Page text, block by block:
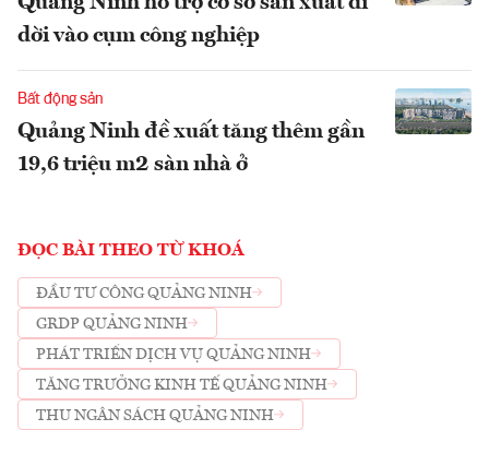
dời vào cụm công nghiệp
Bất động sản
Quảng Ninh đề xuất tăng thêm gần
19,6 triệu m2 sàn nhà ở
ĐỌC BÀI THEO TỪ KHOÁ
ĐẦU TƯ CÔNG QUẢNG NINH
GRDP QUẢNG NINH
PHÁT TRIỂN DỊCH VỤ QUẢNG NINH
TĂNG TRƯỞNG KINH TẾ QUẢNG NINH
THU NGÂN SÁCH QUẢNG NINH